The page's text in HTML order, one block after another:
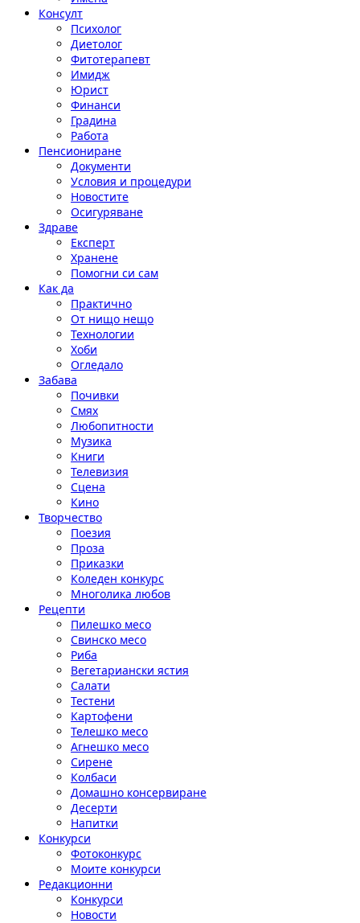
Консулт
Психолог
Диетолог
Фитотерапевт
Имидж
Юрист
Финанси
Градина
Работа
Пенсиониране
Документи
Условия и процедури
Новостите
Осигуряване
Здраве
Експерт
Хранене
Помогни си сам
Как да
Практично
От нищо нещо
Технологии
Хоби
Огледало
Забава
Почивки
Смях
Любопитности
Музика
Книги
Телевизия
Сцена
Кино
Творчество
Поезия
Проза
Приказки
Коледен конкурс
Многолика любов
Рецепти
Пилешко месо
Свинско месо
Риба
Вегетариански ястия
Салати
Тестени
Картофени
Телешко месо
Агнешко месо
Сирене
Колбаси
Домашно консервиране
Десерти
Напитки
Конкурси
Фотоконкурс
Моите конкурси
Редакционни
Конкурси
Новости